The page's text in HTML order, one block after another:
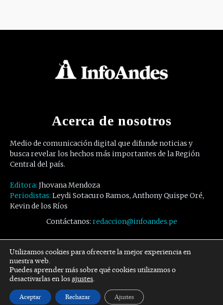
Acerca de nosotros
Medio de comunicación digital que difunde noticias y
busca revelar los hechos más importantes de la Región
Central del país.
Editora: Jhovana Mendoza
Periodistas: Leydi Sotacuro Ramos, Anthony Quispe Oré,
Kevin de los Ríos
Contáctanos: redaccion@infoandes.pe
Síguenos
Facebook Twitter Youtube
Utilizamos cookies para ofrecerte la mejor experiencia en
nuestra web.
Puedes aprender más sobre qué cookies utilizamos o
desactivarlas en losajustes.
Aceptar Rechazar Ajustes